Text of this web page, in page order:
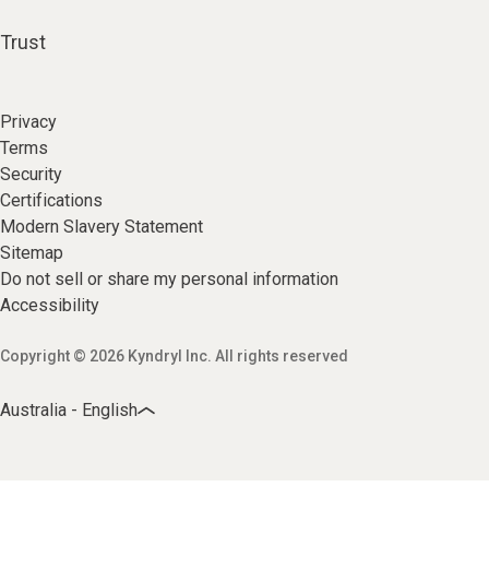
Trust
Privacy
Terms
Security
Certifications
Modern Slavery Statement
Sitemap
Do not sell or share my personal information
Accessibility
Copyright © 2026 Kyndryl Inc. All rights reserved
Australia - English